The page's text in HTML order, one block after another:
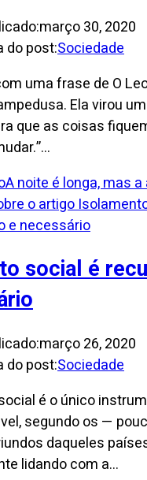
março 30, 2020
do post:Sociedade
uma frase de O
Ela virou
que as coisas
A noite é longa, mas
social é
março 26, 2020
do post:Sociedade
é o único
segundo os —
daqueles
lidando com a…